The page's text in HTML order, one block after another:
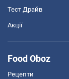
Тест Драйв
Акції
Food Oboz
Рецепти